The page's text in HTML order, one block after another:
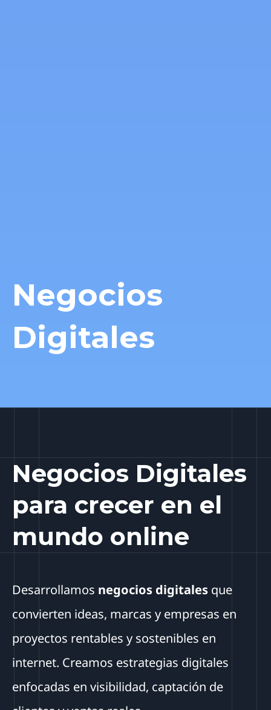
Negocios
Digitales
Negocios Digitales
para crecer en el
mundo online
Desarrollamos negocios digitales que
convierten ideas, marcas y empresas en
proyectos rentables y sostenibles en
internet. Creamos estrategias digitales
enfocadas en visibilidad, captación de